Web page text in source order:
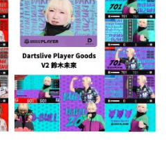
到
收
藏
夾
並
比
較